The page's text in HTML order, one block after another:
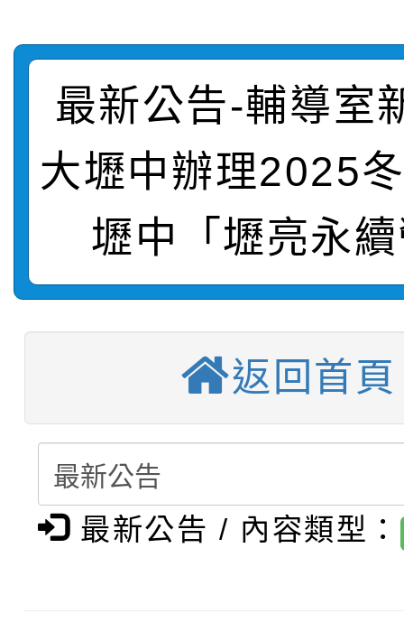
絕-親子共學同樂會」
站幸福系列講座及成長
報，惠請貴機關(學校)
宣導。
踴躍報名參加
115學年度新生補報到
結果
【甄選結果(第10招)】
學年度第1學期第7次代
結果(第10招)
【甄選結果(第2招)】
學年度第1學期第9次
結果(第2招)
轉知：本市公務人員
9月16日本府B2大禮堂
1次會員大會暨第7屆會
函轉運動部全民運動署
推動社區運動俱樂部營
計畫」1 份，請踴躍報
權責核予出席人員公(
【甄選結果(第11招)】
學年度第1學期第7次
結果(第11招)
【甄選結果(第3招)】
學年度第1學期第9次代
結果(第3招)
桃園市家庭教育中心「
程資訊」、「暑期親子
「祖孫樂淘桃」、「愛
「校園短影音徵選活動
員」簡章及活動海報，
115學年度新生訓練注
最新公告-輔導室
大壢中辦理2025
壢中「壢亮永
返回首頁
最新公告 / 內容類型：